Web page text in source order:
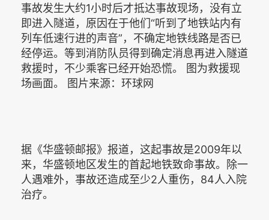
事故发生大约1小时后才抵达事故现场，没有立
即进入隧道，原因在于他们“听到了地铁站内有
列车低速行进的声音”，不确定地铁线路是否已
经停运。等到消防队员得到确定消息再进入隧道
救援时，不少乘客已经开始恐慌。 图为救援现
场画面。 图片来源：环球网
据《华盛顿邮报》报道，这起事故是2009年以
来，华盛顿地区发生的首起地铁致命事故。除一
人遇难外，事故还造成至少2人重伤，84人入院
治疗。